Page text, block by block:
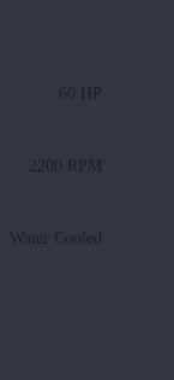
60 HP
2200 RPM
Water Cooled